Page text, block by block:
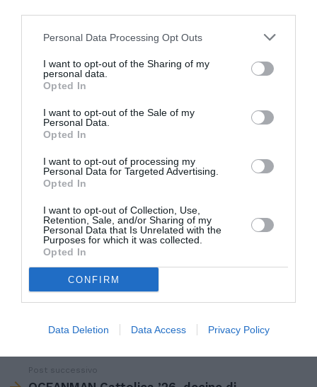
Personal Data Processing Opt Outs
I want to opt-out of the Sharing of my
personal data.
Opted In
I want to opt-out of the Sale of my
Personal Data.
Opted In
I want to opt-out of processing my
Personal Data for Targeted Advertising.
Opted In
I want to opt-out of Collection, Use,
Retention, Sale, and/or Sharing of my
Personal Data that Is Unrelated with the
Purposes for which it was collected.
Opted In
CONFIRM
Data Deletion Data Access Privacy Policy
L’autoscuola: “Troppa confusione sulle
Post successivo